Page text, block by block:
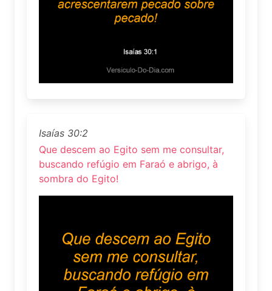
Isaías 30:2
Que descem ao Egito sem me consultar,
buscando refúgio em Faraó e abrigo, à
sombra do Egito!